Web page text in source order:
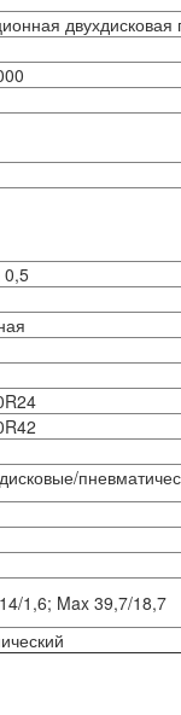
двухдисковая
0,5
1,6; Max 39,7/18,7